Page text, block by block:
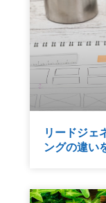
リードジェ
ングの違い